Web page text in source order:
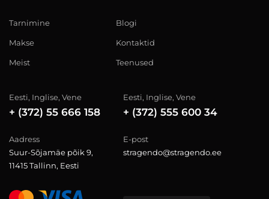
Tarnimine
Makse
Meist
Blogi
Kontaktid
Teenused
Eesti, Inglise, Vene
+ (372) 55 666 158
Eesti, Inglise, Vene
+ (372) 555 600 34
Aadress
Suur-Sõjamäe põik 9,
11415 Tallinn, Eesti
E-post
stragendo@stragendo.ee